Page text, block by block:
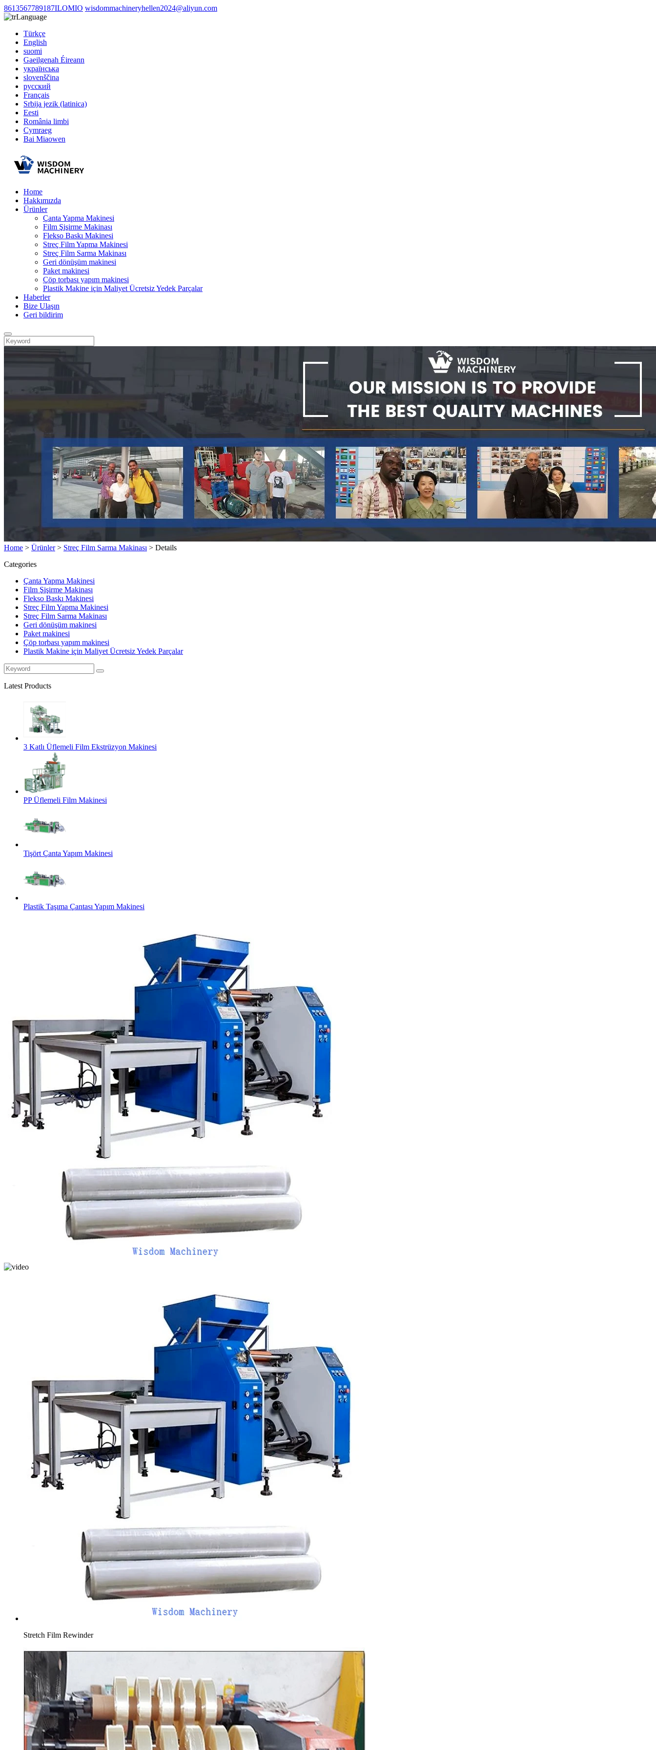
8613567789187ILOMIO wisdommachineryhellen2024@aliyun.com
Language
Türkçe
English
suomi
Gaeilgenah Éireann
українська
slovenščina
русский
Français
Srbija jezik (latinica)
Eesti
România limbi
Cymraeg
Bai Miaowen
Home
Hakkımızda
Ürünler
Çanta Yapma Makinesi
Film Şişirme Makinası
Flekso Baskı Makinesi
Streç Film Yapma Makinesi
Streç Film Sarma Makinası
Geri dönüşüm makinesi
Paket makinesi
Çöp torbası yapım makinesi
Plastik Makine için Maliyet Ücretsiz Yedek Parçalar
Haberler
Bize Ulaşın
Geri bildirim
Home > Ürünler> Streç Film Sarma Makinası > Details
Categories
Çanta Yapma Makinesi
Film Şişirme Makinası
Flekso Baskı Makinesi
Streç Film Yapma Makinesi
Streç Film Sarma Makinası
Geri dönüşüm makinesi
Paket makinesi
Çöp torbası yapım makinesi
Plastik Makine için Maliyet Ücretsiz Yedek Parçalar
Latest Products
3 Katlı Üflemeli Film Ekstrüzyon Makinesi
PP Üflemeli Film Makinesi
Tişört Çanta Yapım Makinesi
Plastik Taşıma Çantası Yapım Makinesi
Stretch Film Rewinder